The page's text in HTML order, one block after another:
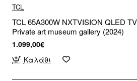
TCL
TCL 65A300W NXTVISION QLED
Private art museum gallery (2024)
1.099,00€
Καλάθι